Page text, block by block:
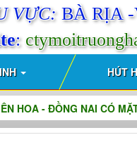
VỰC:BÀ RỊA
:
HÚT
HOA - ĐỒNG NAI CÓ